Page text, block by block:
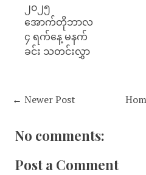
၂၀၂၅
အောက်တိုဘာလ
၄ ရက်နေ့ မနက်
ခင်း သတင်းလွှာ
← Newer Post
No comments:
Post a Comment